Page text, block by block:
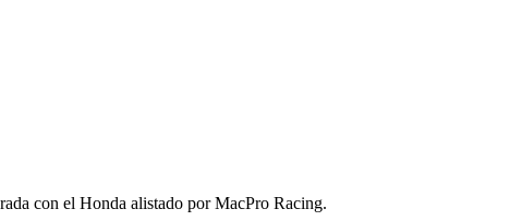
con el Honda alistado por MacPro Racing.